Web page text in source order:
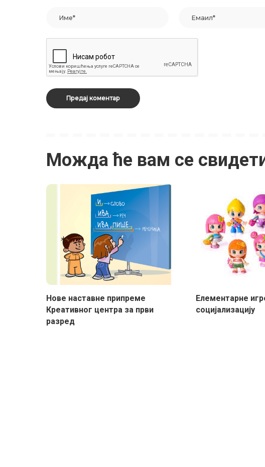
Можда ће вам се
Нове наставне припреме
Креативног центра за први
разред
Елементарне
социјализацију